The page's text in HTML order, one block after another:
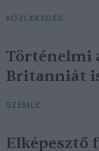
KÖZLEKEDÉS
Történelmi
Britanniát
SZEMLE
Elképesztő